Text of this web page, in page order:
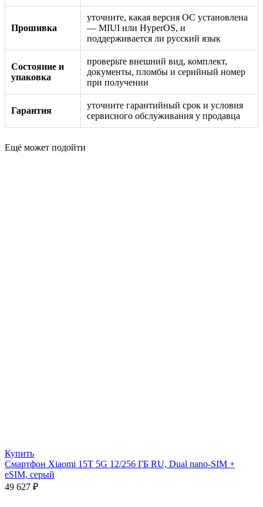
Прошивка
уточните, какая версия ОС установлена
— MIUI или HyperOS, и
поддерживается ли русский язык
Состояние и
упаковка
проверьте внешний вид, комплект,
документы, пломбы и серийный номер
при получении
Гарантия
уточните гарантийный срок и условия
сервисного обслуживания у продавца
Ещё может подойти
Купить
Смартфон Xiaomi 15T 5G 12/256 ГБ RU, Dual nano-SIM +
eSIM, серый
49 627 ₽